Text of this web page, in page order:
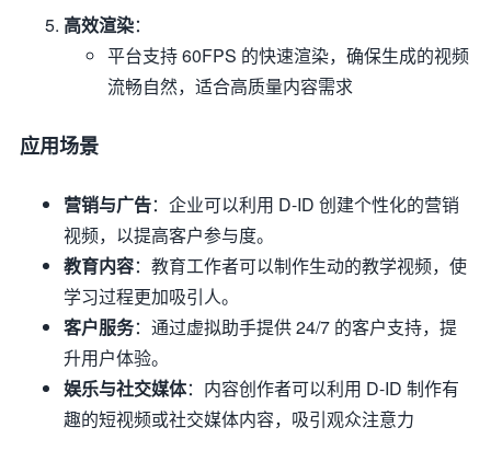
高效渲染：
平台支持 60FPS 的快速渲染，确保生成的视频
流畅自然，适合高质量内容需求
应用场景
营销与广告：企业可以利用 D-ID 创建个性化的营销
视频，以提高客户参与度。
教育内容：教育工作者可以制作生动的教学视频，使
学习过程更加吸引人。
客户服务：通过虚拟助手提供 24/7 的客户支持，提
升用户体验。
娱乐与社交媒体：内容创作者可以利用 D-ID 制作有
趣的短视频或社交媒体内容，吸引观众注意力